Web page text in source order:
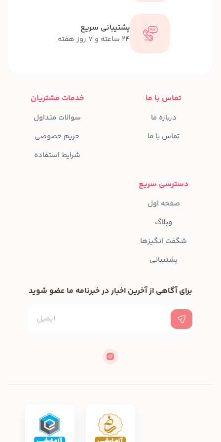
پشتیبانی سریع
24 ساعته و 7 روز هفته
تماس با ما
درباره ما
تماس با ما
خدمات مشتریان
سوالات متداول
حریم خصوصی
شرایط استفاده
دسترسی سریع
صفحه اول
وبلاگ
شگفت انگیزها
پشتیبانی
برای آگاهی از آخرین اخبار در خبرنامه ما عضو شوید